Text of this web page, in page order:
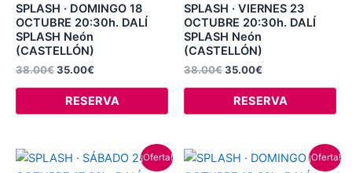
SPLASH · DOMINGO 18
OCTUBRE 20:30h. DALÍ
SPLASH Neón
(CASTELLÓN)
38.00€35.00€
RESERVA
SPLASH · VIERNES 23
OCTUBRE 20:30h. DALÍ
SPLASH Neón
(CASTELLÓN)
38.00€35.00€
RESERVA
¡Oferta!
El
El
¡Oferta!
El
El